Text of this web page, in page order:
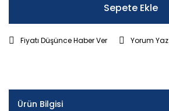
Sepete Ekle
Fiyatı Düşünce Haber Ver Yorum Yaz
Ürün Bilgisi